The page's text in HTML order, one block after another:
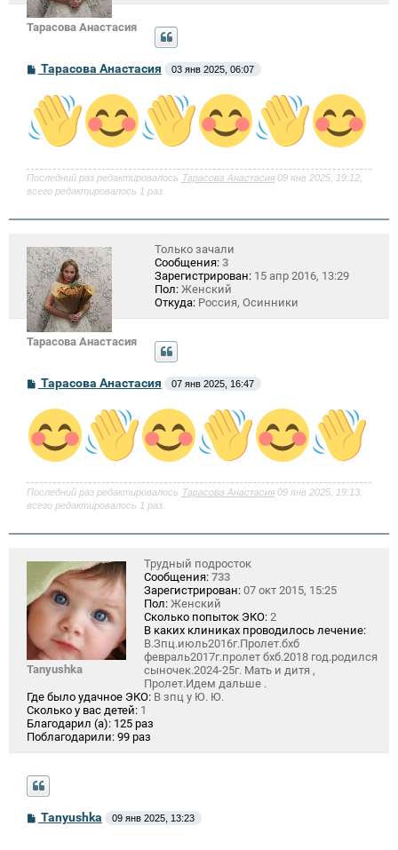
Тарасова Анастасия
С
б
щ
е
н
е
Тарасова Анастасия 03 янв 2025, 06:07
Последний раз редактировалось Тарасова Анастасия 09 янв 2025, 19:12,
всего редактировалось 1 раз.
Тарасова Анастасия
Только зачали
Сообщения: 3
Зарегистрирован: 15 апр 2016, 13:29
Пол: Женский
Откуда: Россия, Осинники
С
б
щ
е
н
е
Тарасова Анастасия 07 янв 2025, 16:47
Последний раз редактировалось Тарасова Анастасия 09 янв 2025, 19:13,
всего редактировалось 1 раз.
Tanyushka
Трудный подросток
Сообщения: 733
Зарегистрирован: 07 окт 2015, 15:25
Пол: Женский
Сколько попыток ЭКО: 2
В каких клиниках проводилось лечение:
В.Зпц.июль2016г.Пролет.бхб
февраль2017г.пролет бхб.2018 год.родился
сыночек.2024-25г. Мать и дитя ,
Пролет.Идем дальше .
Где было удачное ЭКО: В зпц у Ю. Ю.
Сколько у вас детей: 1
Благодарил (а): 125 раз
Поблагодарили: 99 раз
С
о
Tanyushka 09 янв 2025, 13:23